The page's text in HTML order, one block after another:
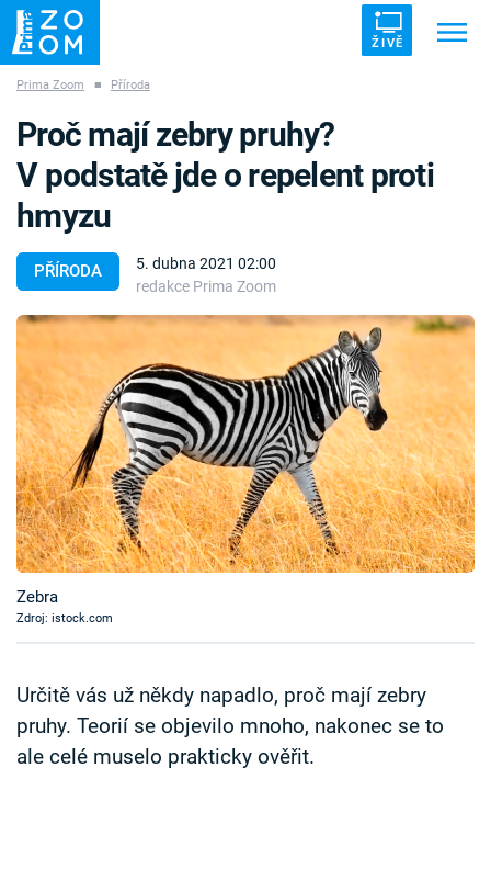
ŽIVĚ
ZÁHADY VETŘELCI DÁVNOVĚKU
Témata
Témata
Pořady
TV Program
Časopis
Sledujte prima+
Sledujte nás
Prima Zoom ■ Příroda
PŘÍRODA
5. dubna 2021 02:00
redakce Prima Zoom
Proč mají zebry pruhy?
V podstatě jde o repelent proti
hmyzu
Zebra
Zdroj: istock.com
Určitě vás už někdy napadlo, proč mají zebry
pruhy. Teorií se objevilo mnoho, nakonec se to
ale celé muselo prakticky ověřit.